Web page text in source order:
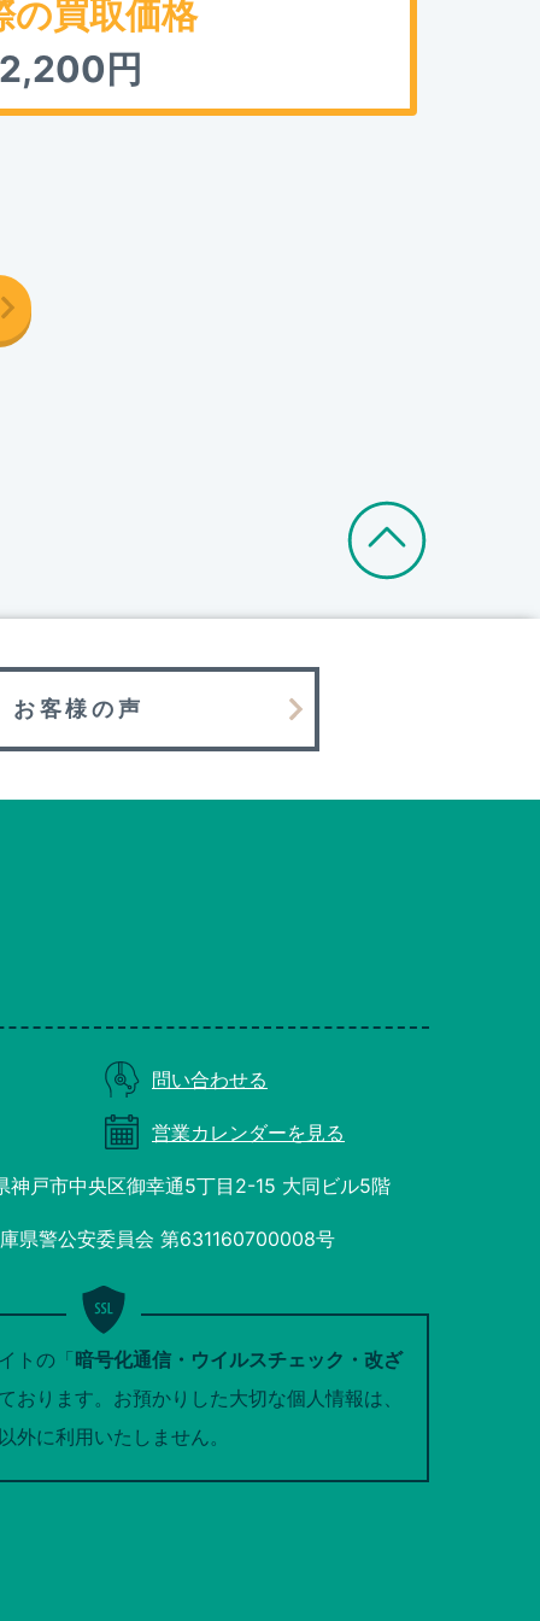
の買取価格
円
お客様の声
問い合わせる
営業カレンダーを見る
戸市中央区御幸通5丁目2-15 大同ビル5階
県警公安委員会 第631160700008号
トの「暗号化通信・ウイルスチェック・改ざ
おります。お預かりした大切な個人情報は、
外に利用いたしません。